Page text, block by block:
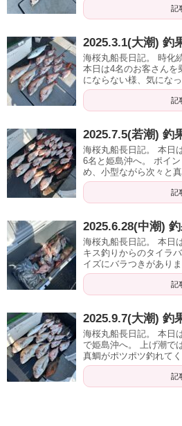
記
2025.3.1(大潮) 釣
海桜丸船長日記。 時化
本日は4名のお客さんを
にならない様、気にな
記
2025.7.5(若潮) 釣
海桜丸船長日記。 本日
6名と姫島沖へ。 ポイ
め、小型ながら次々と
記
2025.6.28(中潮)
海桜丸船長日記。 本日
キス釣りからのタイラ
イズにバラつきがあり
記
2025.9.7(大潮) 釣
海桜丸船長日記。 本日
で姫島沖へ。 上げ潮で
真鯛がポツポツ釣れて
記